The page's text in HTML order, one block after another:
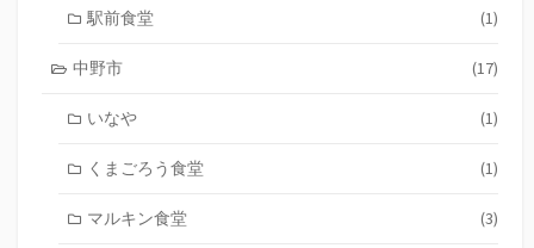
駅前食堂 (1)
中野市 (17)
いなや (1)
くまごろう食堂 (1)
マルキン食堂 (3)